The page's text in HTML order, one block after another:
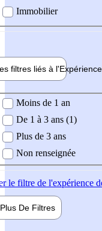
Immobilier
filtres liés à l'Expérience
demandée
Moins de 1 an
De 1 à 3 ans (1)
Plus de 3 ans
Non renseignée
le filtre de l'expérience
Plus De Filtres